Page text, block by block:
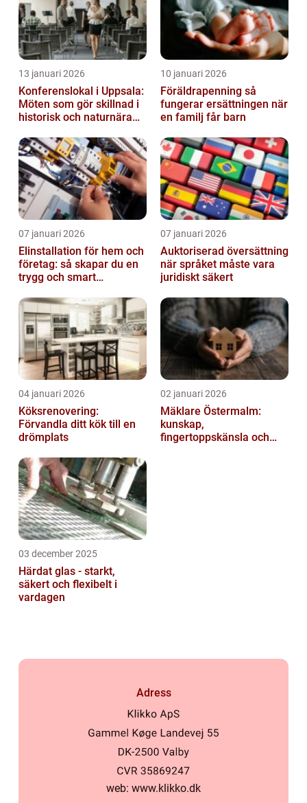
13 januari 2026
Konferenslokal i Uppsala:
Möten som gör skillnad i
historisk och naturnära
10 januari 2026
Föräldrapenning så
fungerar ersättningen när
en familj får barn
07 januari 2026
Elinstallation för hem och
företag: så skapar du en
trygg och smart
07 januari 2026
Auktoriserad översättning
när språket måste vara
juridiskt säkert
04 januari 2026
Köksrenovering:
Förvandla ditt kök till en
drömplats
02 januari 2026
Mäklare Östermalm:
kunskap,
fingertoppskänsla och
03 december 2025
Härdat glas - starkt,
säkert och flexibelt i
vardagen
Adress
web: www.klikko.dk